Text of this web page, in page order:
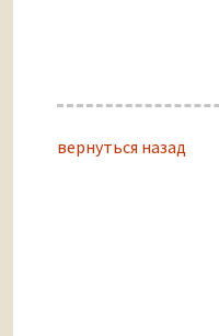
вернуться назад